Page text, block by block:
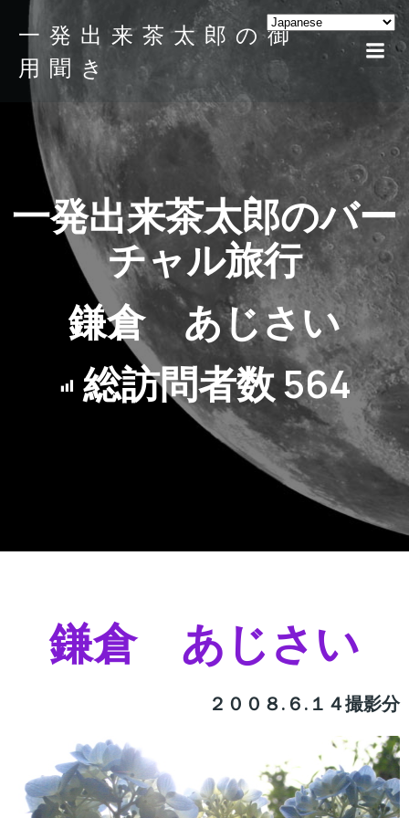
一発出来茶太郎の御
用聞き
一発出来茶太郎のバー
チャル旅行
鎌倉 あじさい
総訪問者数564
鎌倉 あじさい
２００８.６.１４撮影分